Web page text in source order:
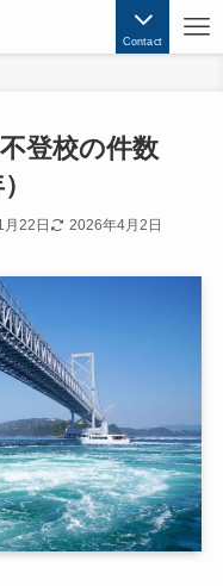
Contact
登校の件数
22日 2026年4月2日